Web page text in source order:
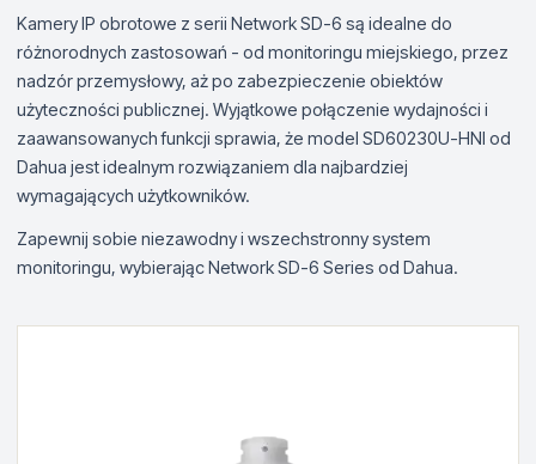
Kamery IP obrotowe z serii Network SD-6 są idealne do
różnorodnych zastosowań - od monitoringu miejskiego, przez
nadzór przemysłowy, aż po zabezpieczenie obiektów
użyteczności publicznej. Wyjątkowe połączenie wydajności i
zaawansowanych funkcji sprawia, że model SD60230U-HNI od
Dahua jest idealnym rozwiązaniem dla najbardziej
wymagających użytkowników.
Zapewnij sobie niezawodny i wszechstronny system
monitoringu, wybierając Network SD-6 Series od Dahua.